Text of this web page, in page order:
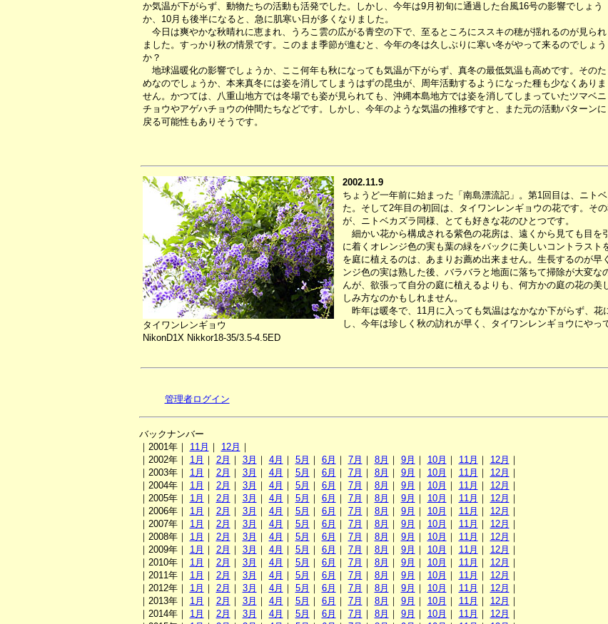
か気温が下がらず、動物たちの活動も活発でした。しかし、今年は9月初旬に通過した台風16号の影響でしょう
か、10月も後半になると、急に肌寒い日が多くなりました。
今日は爽やかな秋晴れに恵まれ、うろこ雲の広がる青空の下で、至るところにススキの穂が揺れるのが見られ
ました。すっかり秋の情景です。このまま季節が進むと、今年の冬は久しぶりに寒い冬がやって来るのでしょう
か？
地球温暖化の影響でしょうか、ここ何年も秋になっても気温が下がらず、真冬の最低気温も高めです。そのた
めなのでしょうか、本来真冬には姿を消してしまうはずの昆虫が、周年活動するようになった種も少なくありま
せん。かつては、八重山地方では冬場でも姿が見られても、沖縄本島地方では姿を消してしまっていたツマベニ
チョウやアゲハチョウの仲間たちなどです。しかし、今年のような気温の推移ですと、また元の活動パターンに
戻る可能性もありそうです。
タイワンレンギョウ
NikonD1X Nikkor18-35/3.5-4.5ED
2002.11.9
ちょうど一年前に始まった「南島漂流記」。第1回目は、ニト
た。そして2年目の初回は、タイワンレンギョウの花です。そ
が、ニトベカズラ同様、とても好きな花のひとつです。
細かい花から構成される紫色の花房は、遠くから見ても目を
に着くオレンジ色の実も葉の緑をバックに美しいコントラス
を庭に植えるのは、あまりお薦め出来ません。生長するのが
ンジ色の実は熟した後、バラバラと地面に落ちて掃除が大変
んが、欲張って自分の庭に植えるよりも、何方かの庭の花の
しみ方なのかもしれません。
昨年は暖冬で、11月に入っても気温はなかなか下がらず、花
し、今年は珍しく秋の訪れが早く、タイワンレンギョウにやっ
管理者ログイン
バックナンバー
｜2001年｜ 11月 ｜ 12月 ｜
｜2002年｜ 1月 ｜ 2月 ｜ 3月 ｜ 4月 ｜ 5月 ｜ 6月 ｜ 7月 ｜ 8月 ｜ 9月 ｜ 10月 ｜ 11月 ｜ 12月 ｜
｜2003年｜ 1月 ｜ 2月 ｜ 3月 ｜ 4月 ｜ 5月 ｜ 6月 ｜ 7月 ｜ 8月 ｜ 9月 ｜ 10月 ｜ 11月 ｜ 12月 ｜
｜2004年｜ 1月 ｜ 2月 ｜ 3月 ｜ 4月 ｜ 5月 ｜ 6月 ｜ 7月 ｜ 8月 ｜ 9月 ｜ 10月 ｜ 11月 ｜ 12月 ｜
｜2005年｜ 1月 ｜ 2月 ｜ 3月 ｜ 4月 ｜ 5月 ｜ 6月 ｜ 7月 ｜ 8月 ｜ 9月 ｜ 10月 ｜ 11月 ｜ 12月 ｜
｜2006年｜ 1月 ｜ 2月 ｜ 3月 ｜ 4月 ｜ 5月 ｜ 6月 ｜ 7月 ｜ 8月 ｜ 9月 ｜ 10月 ｜ 11月 ｜ 12月 ｜
｜2007年｜ 1月 ｜ 2月 ｜ 3月 ｜ 4月 ｜ 5月 ｜ 6月 ｜ 7月 ｜ 8月 ｜ 9月 ｜ 10月 ｜ 11月 ｜ 12月 ｜
｜2008年｜ 1月 ｜ 2月 ｜ 3月 ｜ 4月 ｜ 5月 ｜ 6月 ｜ 7月 ｜ 8月 ｜ 9月 ｜ 10月 ｜ 11月 ｜ 12月 ｜
｜2009年｜ 1月 ｜ 2月 ｜ 3月 ｜ 4月 ｜ 5月 ｜ 6月 ｜ 7月 ｜ 8月 ｜ 9月 ｜ 10月 ｜ 11月 ｜ 12月 ｜
｜2010年｜ 1月 ｜ 2月 ｜ 3月 ｜ 4月 ｜ 5月 ｜ 6月 ｜ 7月 ｜ 8月 ｜ 9月 ｜ 10月 ｜ 11月 ｜ 12月 ｜
｜2011年｜ 1月 ｜ 2月 ｜ 3月 ｜ 4月 ｜ 5月 ｜ 6月 ｜ 7月 ｜ 8月 ｜ 9月 ｜ 10月 ｜ 11月 ｜ 12月 ｜
｜2012年｜ 1月 ｜ 2月 ｜ 3月 ｜ 4月 ｜ 5月 ｜ 6月 ｜ 7月 ｜ 8月 ｜ 9月 ｜ 10月 ｜ 11月 ｜ 12月 ｜
｜2013年｜ 1月 ｜ 2月 ｜ 3月 ｜ 4月 ｜ 5月 ｜ 6月 ｜ 7月 ｜ 8月 ｜ 9月 ｜ 10月 ｜ 11月 ｜ 12月 ｜
｜2014年｜ 1月 ｜ 2月 ｜ 3月 ｜ 4月 ｜ 5月 ｜ 6月 ｜ 7月 ｜ 8月 ｜ 9月 ｜ 10月 ｜ 11月 ｜ 12月 ｜